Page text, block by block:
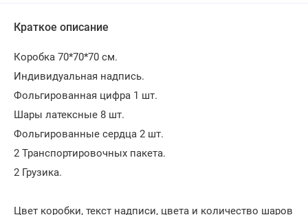
Краткое описание
Коробка 70*70*70 см.
Индивидуальная надпись.
Фольгированная цифра 1 шт.
Шары латексные 8 шт.
Фольгированные сердца 2 шт.
2 Транспортировочных пакета.
2 Грузика.
Цвет коробки, текст надписи, цвета и количество шаров